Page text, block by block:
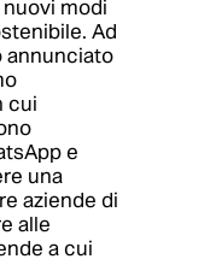
modi
Ad
annunciato
cui
e
una
aziende di
alle
a cui